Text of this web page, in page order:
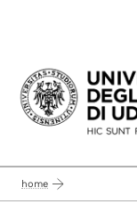
Passa al
home